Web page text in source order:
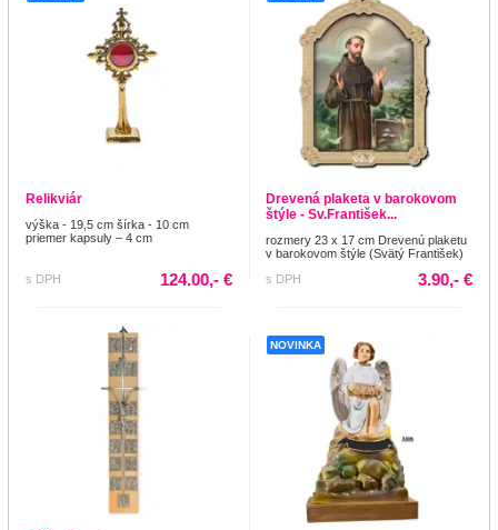
Relikviár
výška - 19,5 cm šírka - 10 cm
priemer kapsuly – 4 cm
s DPH 124.00,- €
Drevená plaketa v barokovom
štýle - Sv.František...
rozmery 23 x 17 cm Drevenú plaketu
v barokovom štýle (Svätý František)
s DPH
3.90,- €
NOVINKA